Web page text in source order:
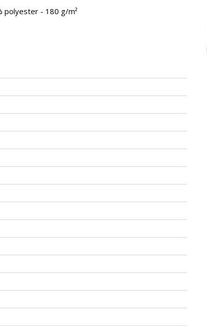
- 180 g/m²